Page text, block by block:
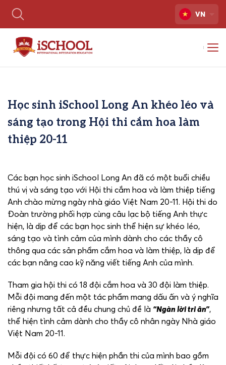
VN
Học sinh iSchool Long An khéo léo và
sáng tạo trong Hội thi cắm hoa làm
thiệp 20-11
Các bạn học sinh iSchool Long An đã có một buổi chiều
thú vị và sáng tạo với Hội thi cắm hoa và làm thiệp tiếng
Anh chào mừng ngày nhà giáo Việt Nam 20-11. Hội thi do
Đoàn trường phối hợp cùng câu lạc bộ tiếng Anh thực
hiện, là dịp để các bạn học sinh thể hiện sự khéo léo,
sáng tạo và tình cảm của mình dành cho các thầy cô
thông qua các sản phẩm cắm hoa và làm thiệp, là dịp để
các bạn nâng cao kỹ năng viết tiếng Anh của mình.
Tham gia hội thi có 18 đội cắm hoa và 30 đội làm thiệp.
Mỗi đội mang đến một tác phẩm mang dấu ấn và ý nghĩa
riêng nhưng tất cả đều chung chủ đề là “Ngàn lời tri ân”,
thể hiện tình cảm dành cho thầy cô nhân ngày Nhà giáo
Việt Nam 20-11.
Mỗi đội có 60 để thực hiện phần thi của mình bao gồm